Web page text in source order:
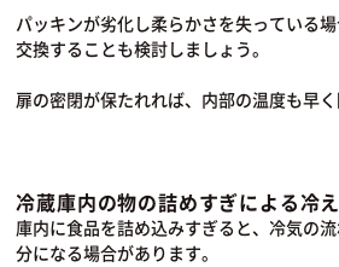
パッキンが劣化し柔らかさを失っている
交換することも検討しましょう。
扉の密閉が保たれれば、内部の温度も早く
冷蔵庫内の物の詰めすぎによる冷
庫内に食品を詰め込みすぎると、冷気の
分になる場合があります。